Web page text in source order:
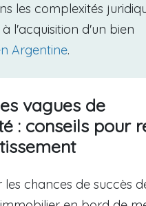
les complexités
à l'acquisition d'un bien
Argentine.
vagues de
: conseils pour
les chances de succès